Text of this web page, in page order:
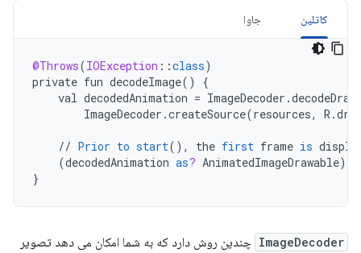
کاتلین جاوا
@Throws(IOException : :class)
private fun decodeImage()
{
val decodedAnimation = ImageDecoder .
ImageDecoder .createSource(resources, R .
// Prior to start(), the first frame is
(decodedAnimation as? AnimatedImageDrawable)
}
ImageDecoder چندین روش دارد که به شما امکان می دهد تصویر